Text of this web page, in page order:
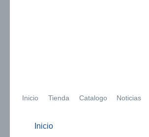
Inicio Tienda Catalogo Noticias
Inicio